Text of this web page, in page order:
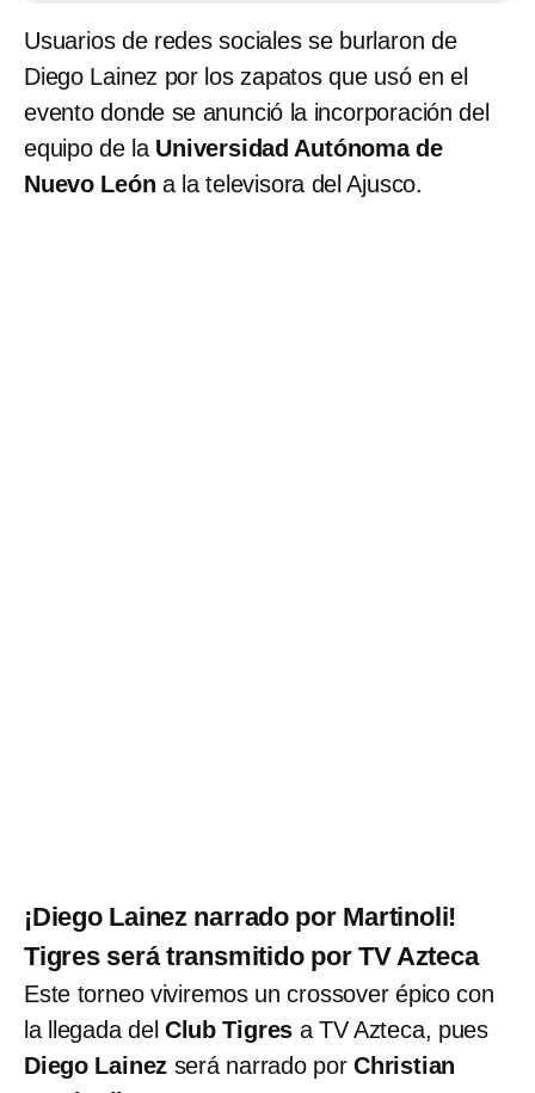
Usuarios de redes sociales se burlaron de
Diego Lainez por los zapatos que usó en el
evento donde se anunció la incorporación del
equipo de la Universidad Autónoma de
Nuevo León a la televisora del Ajusco.
¡Diego Lainez narrado por Martinoli!
Tigres será transmitido por TV Azteca
Este torneo viviremos un crossover épico con
la llegada del Club Tigres a TV Azteca, pues
Diego Lainez será narrado porChristian